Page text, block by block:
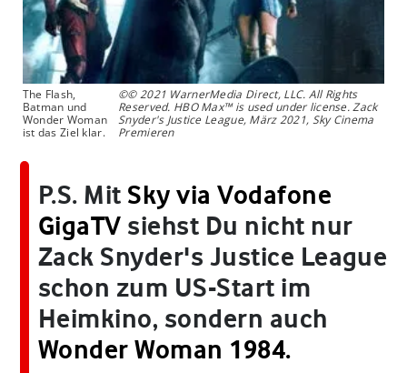
The Flash,
Batman und
Wonder Woman
ist das Ziel klar.
©© 2021 WarnerMedia Direct, LLC. All Rights
Reserved. HBO Max™ is used under license. Zack
Snyder's Justice League, März 2021, Sky Cinema
Premieren
P.S. Mit Sky via Vodafone
GigaTV siehst Du nicht nur
Zack Snyder's Justice League
schon zum US-Start im
Heimkino, sondern auch
Wonder Woman 1984.